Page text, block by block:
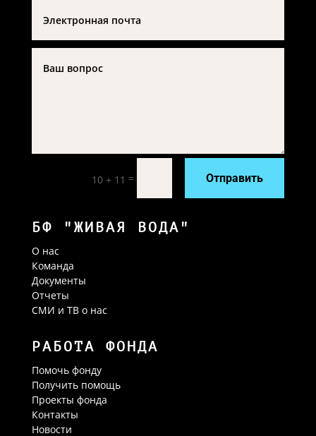
10 + 11 = Отправить
БФ "ЖИВАЯ ВОДА"
О нас
Команда
Документы
Отчеты
СМИ и ТВ о нас
РАБОТА ФОНДА
Помочь фонду
Получить помощь
Проекты фонда
Контакты
Новости